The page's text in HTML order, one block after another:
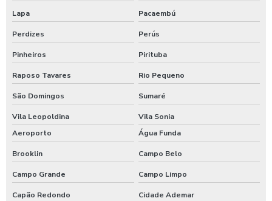
Empresas de alimentação corporativa
Empresas de alimentação para empresas
Empresas de alimentação industrial
Empresas de alimentação industrial em sp
Empresas de alimentação saudável
Empresas de alimentação sp
Empresas de alimentação terceirizadas
Empresas de comida empresarial
Lapa Pacaembú
Perdizes Perús
Pinheiros Pirituba
Raposo Tavares Rio Pequeno
São Domingos Sumaré
Vila Leopoldina
Vila Sonia
Aeroporto
Água Funda
Brooklin Campo Belo
Campo Grande Campo Limpo
Capão Redondo Cidade Ademar